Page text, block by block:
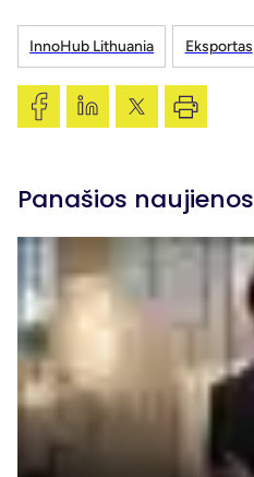
InnoHub Lithuania Eksportas
Panašios naujienos